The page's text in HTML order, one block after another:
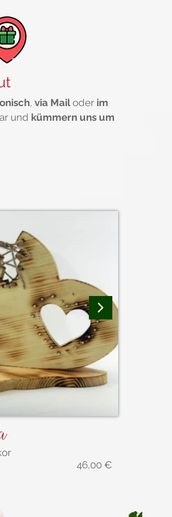
, via Mailoder im
und kümmern uns um
46,00 €